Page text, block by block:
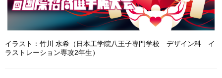
イラスト：竹川 水希（日本工学院八王子専門学校 デザイン科 イ
ラストレーション専攻2年生）